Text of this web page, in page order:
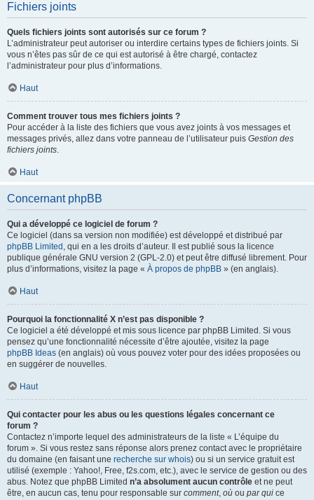
Fichiers joints
Quels fichiers joints sont autorisés sur ce forum ?
L’administrateur peut autoriser ou interdire certains types de fichiers joints. Si
vous n’êtes pas sûr de ce qui est autorisé à être chargé, contactez
l’administrateur pour plus d’informations.
Haut
Comment trouver tous mes fichiers joints ?
Pour accéder à la liste des fichiers que vous avez joints à vos messages et
messages privés, allez dans votre panneau de l’utilisateur puis Gestion des
fichiers joints.
Haut
Concernant phpBB
Qui a développé ce logiciel de forum ?
Ce logiciel (dans sa version non modifiée) est développé et distribué par
phpBB Limited , qui en a les droits d’auteur. Il est publié sous la licence
publique générale GNU version 2 (GPL-2.0) et peut être diffusé librement. Pour
plus d’informations, visitez la page « À propos de phpBB » (en anglais).
Haut
Pourquoi la fonctionnalité X n’est pas disponible ?
Ce logiciel a été développé et mis sous licence par phpBB Limited. Si vous
pensez qu’une fonctionnalité nécessite d’être ajoutée, visitez la page
phpBB Ideas (en anglais) où vous pouvez voter pour des idées proposées ou
en suggérer de nouvelles.
Haut
Qui contacter pour les abus ou les questions légales concernant ce
forum ?
Contactez n’importe lequel des administrateurs de la liste « L’équipe du
forum ». Si vous restez sans réponse alors prenez contact avec le propriétaire
du domaine (en faisant une recherche sur whois) ou si un service gratuit est
utilisé (exemple : Yahoo!, Free, f2s.com, etc.), avec le service de gestion ou des
abus. Notez que phpBB Limited n’a absolument aucun contrôle et ne peut
être, en aucun cas, tenu pour responsable sur comment, où ou par qui ce